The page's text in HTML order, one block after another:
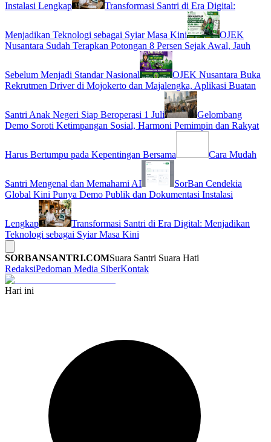
Instalasi Lengkap Transformasi Santri di Era Digital:
Menjadikan Teknologi sebagai Syiar Masa Kini
OJEK
Nusantara Sudah Terapkan Potongan 8 Persen Sejak Awal, Jauh
Sebelum Menjadi Standar Nasional
OJEK Nusantara Buka
Rekrutmen Driver di Mojokerto dan Majalengka, Aplikasi Buatan
Santri Anak Negeri Siap Beroperasi 1 Juli
Gelombang
Demo Soroti Ketimpangan Sosial, Harmoni Pemimpin dan Rakyat
Harus Bertumpu pada Kepentingan Bersama Cara Mudah
Santri Mengenal dan Memahami AI
SorBan Cendekia
Global Kini Punya Demo Publik dan Dokumentasi Instalasi
Lengkap
Transformasi Santri di Era Digital: Menjadikan
Teknologi sebagai Syiar Masa Kini
SORBANSANTRI.COMSuara Santri Suara Hati
RedaksiPedoman Media SiberKontak
Hari ini